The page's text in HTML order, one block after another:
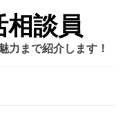
相談員
力まで紹介します！